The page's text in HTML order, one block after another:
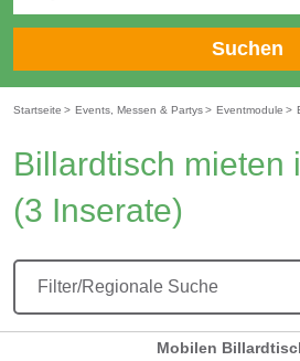
Suchen
Startseite > Events, Messen & Partys> Eventmodule >
Billardtisch mieten
(3 Inserate)
Filter/Regionale Suche
Mobilen